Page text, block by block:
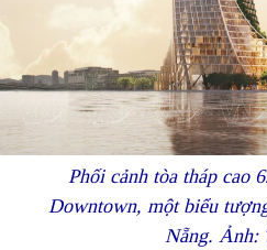
Phối cảnh tòa tháp cao
Downtown, một biểu
Nẵng. Ảnh: